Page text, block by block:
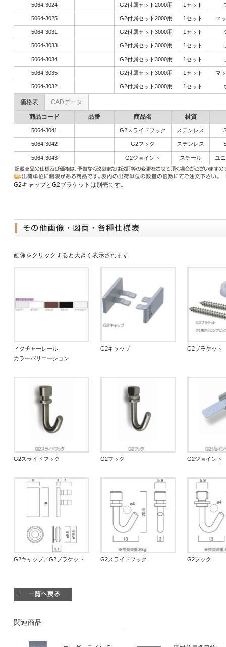
5064-3024
5064-3025
5064-3031
5064-3033
5064-3034
5064-3035
5064-3032
G2付属セット2000用 1セット
G2付属セット2000用 1セット マ
G2付属セット3000用 1セット
G2付属セット3000用 1セット
G2付属セット3000用 1セット
G2付属セット3000用 1セット マ
G2付属セット3000用 1セット
価格表 CADデータ
商品コード 品番
5064-3041
5064-3042
5064-3043
商品名 材質
G2スライドフック ステンレス
G2フック ステンレス
G2ジョイント スチール ユ
G2キャップとG2ブラケットは別売です。
画像をクリックすると大きく表示されます
ピクチャーレール
カラーバリエーション
G2キャップ G2ブラケット
G2スライドフック G2フック G2ジョイント
G2キャップ／G2ブラケット G2スライドフック G2フック
関連商品